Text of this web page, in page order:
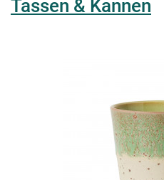
Tassen & Kannen